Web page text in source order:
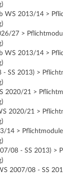
WS 2013/14 >
27 >
WS 2013/14 >
SS 2013) >
2020/21 >
2020/21 >
14 >
08 - SS 2013) >
2007/08 - SS